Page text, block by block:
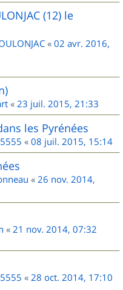
(12) le
« 02 avr. 2016,
« 23 juil. 2015, 21:33
les Pyrénées
« 08 juil. 2015, 15:14
« 26 nov. 2014,
« 21 nov. 2014, 07:32
« 28 oct. 2014, 17:10